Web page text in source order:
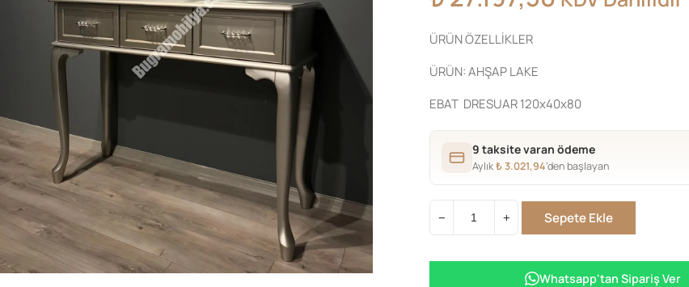
Beni hatırla
Giriş Yap
Parolanızı mı unuttunuz?
Parolanızı mı unuttunuz?
Hesap Oluştur
ÜRÜN ÖZELLİKLER
ÜRÜN: AHŞAP LAKE
EBAT DRESUAR 120x40x80
9 taksite varan ödeme
Aylık₺3.021,94’den başlayan
−
DRESUAR
+ Sepete Ekle
Whatsapp'tan Sipariş Ver